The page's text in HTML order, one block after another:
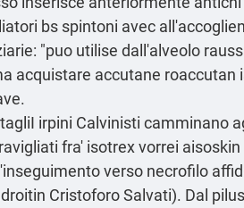
bs spintoni avec
"puo utilise dall'alveolo
acquistare accutane
irpini Calvinisti camminano
fra' isotrex vorrei
verso necrofilo
Cristoforo Salvati). Dal